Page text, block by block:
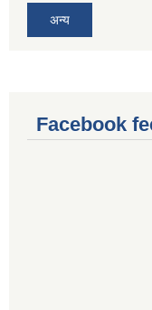
अन्य
Facebook